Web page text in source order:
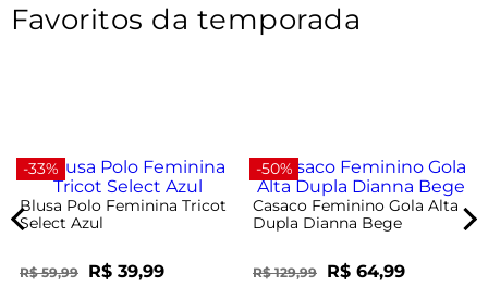
Favoritos da temporada
-33%
Blusa Polo Feminina Tricot
Select Azul
R$ 59,99 R$ 39,99
-50%
Casaco Feminino Gola Alta
Dupla Dianna Bege
R$ 129,99 R$ 64,99